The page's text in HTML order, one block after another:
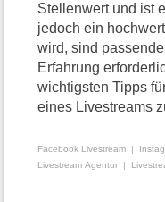
Stellenwert und ist
jedoch ein
wird, sind
Erfahrung
wichtigsten Tipps
eines Livestreams
Facebook Livestream
Livestream Agentur